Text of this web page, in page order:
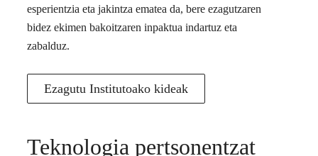
esperientzia eta jakintza ematea da, bere ezagutzaren
bidez ekimen bakoitzaren inpaktua indartuz eta
zabalduz.
Ezagutu Institutoako kideak
Teknologia pertsonentzat